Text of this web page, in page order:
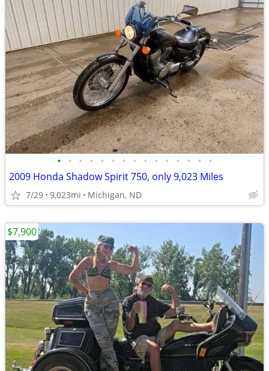
• • • • • • • • • • • • • • •
2009 Honda Shadow Spirit 750, only 9,023 Miles
7/29 9,023mi Michigan, ND
$7,900